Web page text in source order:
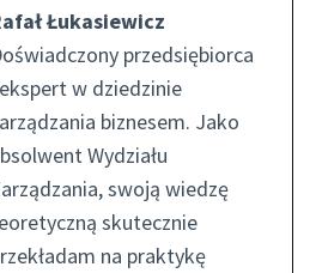
Łukasiewicz
przedsiębiorca
w dziedzinie
biznesem. Jako
Wydziału
swoją wiedzę
skutecznie
na praktykę